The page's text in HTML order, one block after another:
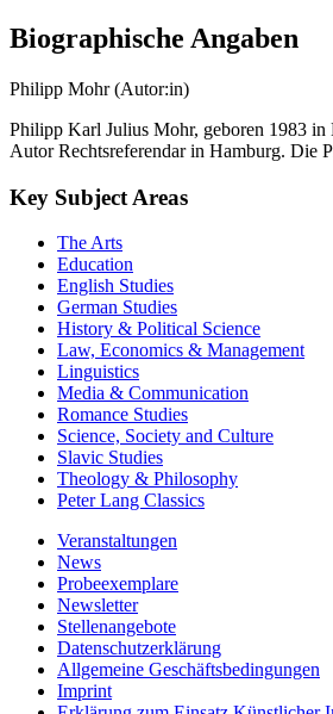
Biographische Angaben
Philipp Mohr (Autor:in)
Philipp Karl Julius Mohr, geboren 1983 in
Autor Rechtsreferendar in Hamburg. Die
Key Subject Areas
The Arts
Education
English Studies
German Studies
History & Political Science
Law, Economics & Management
Linguistics
Media & Communication
Romance Studies
Science, Society and Culture
Slavic Studies
Theology & Philosophy
Peter Lang Classics
Veranstaltungen
News
Probeexemplare
Newsletter
Stellenangebote
Datenschutzerklärung
Allgemeine Geschäftsbedingungen
Imprint